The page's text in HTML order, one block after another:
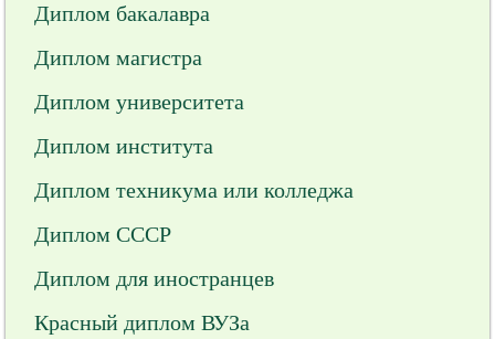
Диплом бакалавра
Диплом магистра
Диплом университета
Диплом института
Диплом техникума или колледжа
Диплом СССР
Диплом для иностранцев
Красный диплом ВУЗа